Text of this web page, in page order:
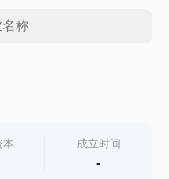
本 成立时间
-